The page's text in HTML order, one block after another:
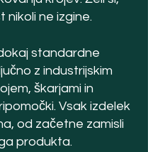
nikoli ne izgine.
standardne
z industrijskim
škarjami in
Vsak izdelek
od začetne zamisli
produkta.